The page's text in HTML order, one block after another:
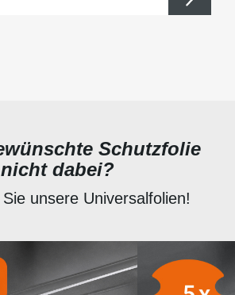
Schutzfolie
nicht dabei?
unsere Universalfolien!